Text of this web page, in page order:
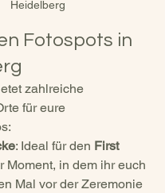
Heidelberg
Fotospots in
zahlreiche
für eure
: Ideal für den First
Moment, in dem ihr euch
Mal vor der Zeremonie